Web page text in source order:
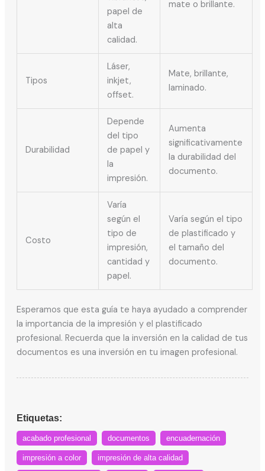
papel de
alta
calidad.
mate o brillante.
Tipos
Láser,
inkjet,
offset.
Mate, brillante,
laminado.
Durabilidad
Depende
del tipo
de papel y
la
impresión.
Aumenta
significativamente
la durabilidad del
documento.
Costo
Varía
según el
tipo de
impresión,
cantidad y
papel.
Varía según el tipo
de plastificado y
el tamaño del
documento.
Esperamos que esta guía te haya ayudado a comprender
la importancia de la impresión y el plastificado
profesional. Recuerda que la inversión en la calidad de tus
documentos es una inversión en tu imagen profesional.
Etiquetas:
acabado profesional documentos encuadernación
impresión a color impresión de alta calidad